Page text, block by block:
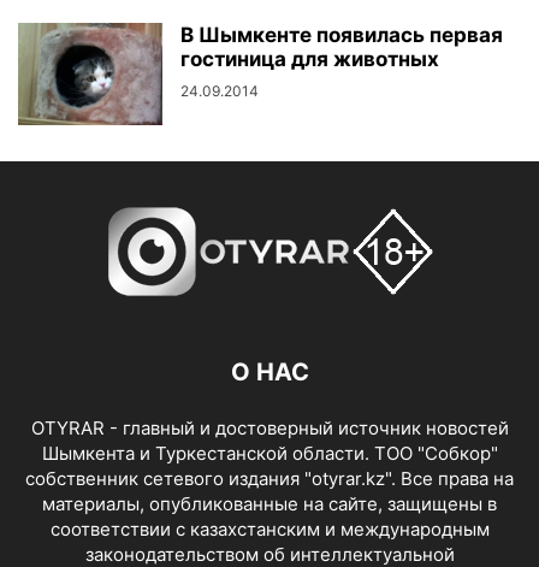
В Шымкенте появилась первая
гостиница для животных
24.09.2014
О НАС
OTYRAR - главный и достоверный источник новостей
Шымкента и Туркестанской области. ТОО "Собкор"
собственник сетевого издания "otyrar.kz". Все права на
материалы, опубликованные на сайте, защищены в
соответствии с казахстанским и международным
законодательством об интеллектуальной